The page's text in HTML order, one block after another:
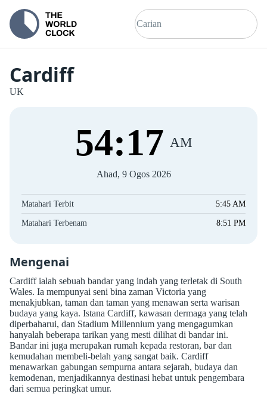
Cardiff
UK
54:18 AM
Ahad, 9 Ogos 2026
Matahari Terbit 5:45 AM
Matahari Terbenam 8:51 PM
Mengenai
Cardiff ialah sebuah bandar yang indah yang terletak di South
Wales. Ia mempunyai seni bina zaman Victoria yang
menakjubkan, taman dan taman yang menawan serta warisan
budaya yang kaya. Istana Cardiff, kawasan dermaga yang telah
diperbaharui, dan Stadium Millennium yang mengagumkan
hanyalah beberapa tarikan yang mesti dilihat di bandar ini.
Bandar ini juga merupakan rumah kepada restoran, bar dan
kemudahan membeli-belah yang sangat baik. Cardiff
menawarkan gabungan sempurna antara sejarah, budaya dan
kemodenan, menjadikannya destinasi hebat untuk pengembara
dari semua peringkat umur.